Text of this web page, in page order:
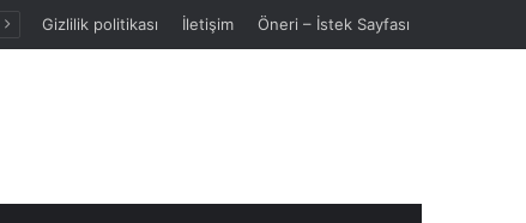
Gizlilik politikası İletişim Öneri – İstek Sayfası